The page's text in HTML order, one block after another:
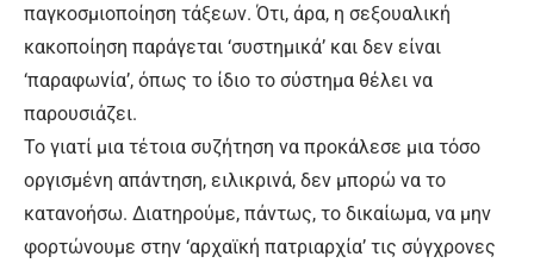
παγκοσμιοποίηση τάξεων. Ότι, άρα, η σεξουαλική
κακοποίηση παράγεται ‘συστημικά’ και δεν είναι
‘παραφωνία’, όπως το ίδιο το σύστημα θέλει να
παρουσιάζει.
Το γιατί μια τέτοια συζήτηση να προκάλεσε μια τόσο
οργισμένη απάντηση, ειλικρινά, δεν μπορώ να το
κατανοήσω. Διατηρούμε, πάντως, το δικαίωμα, να μην
φορτώνουμε στην ‘αρχαϊκή πατριαρχία’ τις σύγχρονες